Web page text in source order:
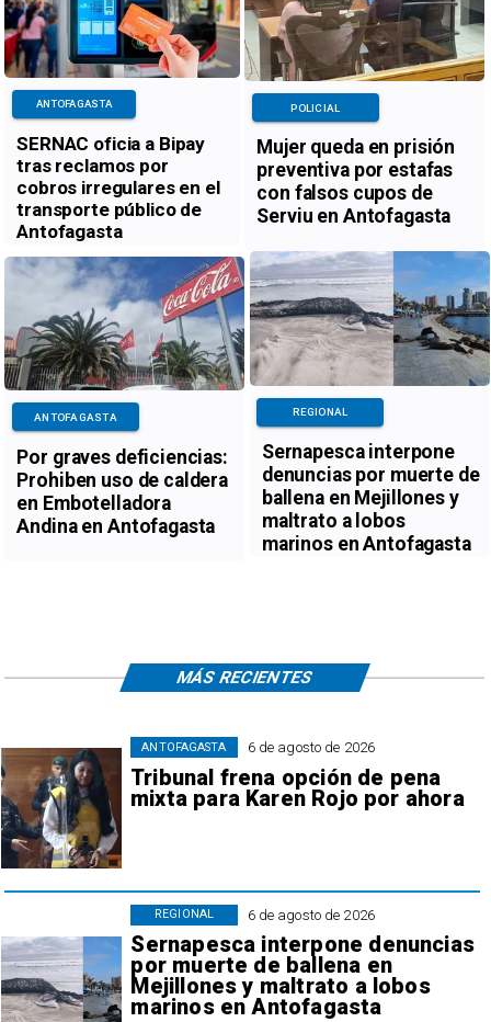
SERNAC oficia a Bipay
tras reclamos por
cobros irregulares en el
transporte público de
Antofagasta
ANTOFAGASTA
Mujer queda en prisión
preventiva por estafas
con falsos cupos de
Serviu en Antofagasta
POLICIAL
Por graves deficiencias:
Prohiben uso de caldera
en Embotelladora
Andina en Antofagasta
ANTOFAGASTA
Sernapesca interpone
denuncias por muerte de
ballena en Mejillones y
maltrato a lobos
marinos en Antofagasta
REGIONAL
6 de agosto de 2026
Tribunal frena opción de pena
mixta para Karen Rojo por ahora
ANTOFAGASTA
6 de agosto de 2026
Sernapesca interpone denuncias
por muerte de ballena en
Mejillones y maltrato a lobos
marinos en Antofagasta
REGIONAL
MÁS RECIENTES